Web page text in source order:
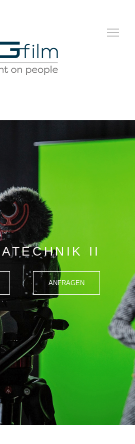
II
ANFRAGEN